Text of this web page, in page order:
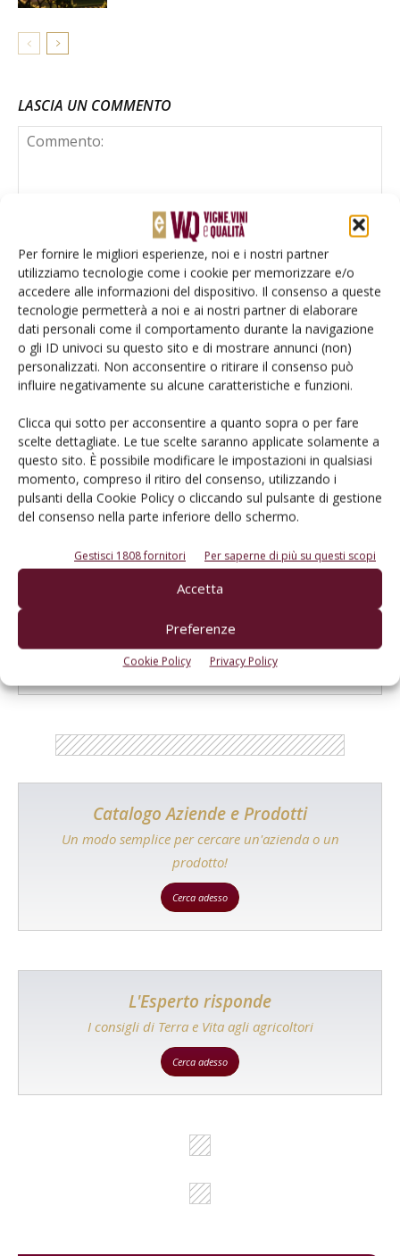
Per fornire le migliori esperienze, noi e i nostri partner
utilizziamo tecnologie come i cookie per memorizzare e/o
accedere alle informazioni del dispositivo. Il consenso a queste
tecnologie permetterà a noi e ai nostri partner di elaborare
dati personali come il comportamento durante la navigazione
o gli ID univoci su questo sito e di mostrare annunci (non)
personalizzati. Non acconsentire o ritirare il consenso può
influire negativamente su alcune caratteristiche e funzioni.
Clicca qui sotto per acconsentire a quanto sopra o per fare
scelte dettagliate. Le tue scelte saranno applicate solamente a
questo sito. È possibile modificare le impostazioni in qualsiasi
momento, compreso il ritiro del consenso, utilizzando i
pulsanti della Cookie Policy o cliccando sul pulsante di gestione
del consenso nella parte inferiore dello schermo.
Gestisci 1808 fornitori Per saperne di più su questi scopi
Accetta
Preferenze
Cookie Policy Privacy Policy
LASCIA UN COMMENTO
Salva il mio nome, email e sito web in questo browser per la
prossima volta che commento.
Tecniche, prodotti e servizi dalle aziende
Catalogo Aziende e Prodotti
Un modo semplice per cercare un'azienda o un
prodotto!
Cerca adesso
L'Esperto risponde
I consigli di Terra e Vita agli agricoltori
Cerca adesso